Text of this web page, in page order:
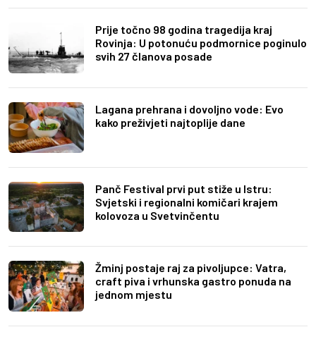
Prije točno 98 godina tragedija kraj
Rovinja: U potonuću podmornice poginulo
svih 27 članova posade
Lagana prehrana i dovoljno vode: Evo
kako preživjeti najtoplije dane
Panč Festival prvi put stiže u Istru:
Svjetski i regionalni komičari krajem
kolovoza u Svetvinčentu
Žminj postaje raj za pivoljupce: Vatra,
craft piva i vrhunska gastro ponuda na
jednom mjestu